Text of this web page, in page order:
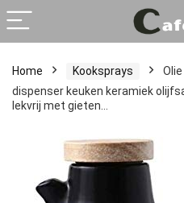
Home Kooksprays
dispenser keuken keramiek
lekvrij met gieten…